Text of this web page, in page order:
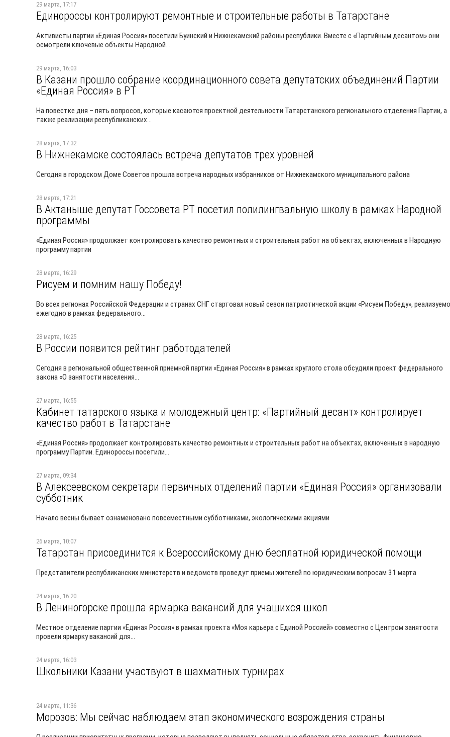
29 марта, 17:17
Единороссы контролируют ремонтные и строительные работы в Татарстане
Активисты партии «Единая Россия» посетили Буинский и Нижнекамский районы республики. Вместе с «Партийным десантом» они
осмотрели ключевые объекты Народной...
29 марта, 16:03
В Казани прошло собрание координационного совета депутатских объединений Партии
«Единая Россия» в РТ
На повестке дня – пять вопросов, которые касаются проектной деятельности Татарстанского регионального отделения Партии, а
также реализации республиканских...
28 марта, 17:32
В Нижнекамске состоялась встреча депутатов трех уровней
Сегодня в городском Доме Советов прошла встреча народных избранников от Нижнекамского муниципального района
28 марта, 17:21
В Актаныше депутат Госсовета РТ посетил полилингвальную школу в рамках Народной
программы
«Единая Россия» продолжает контролировать качество ремонтных и строительных работ на объектах, включенных в Народную
программу партии
28 марта, 16:29
Рисуем и помним нашу Победу!
Во всех регионах Российской Федерации и странах СНГ стартовал новый сезон патриотической акции «Рисуем Победу»,
ежегодно в рамках федерального...
28 марта, 16:25
В России появится рейтинг работодателей
Сегодня в региональной общественной приемной партии «Единая Россия» в рамках круглого стола обсудили проект федерального
закона «О занятости населения...
27 марта, 16:55
Кабинет татарского языка и молодежный центр: «Партийный десант» контролирует
качество работ в Татарстане
«Единая Россия» продолжает контролировать качество ремонтных и строительных работ на объектах, включенных в народную
программу Партии. Единороссы посетили...
27 марта, 09:34
В Алексеевском секретари первичных отделений партии «Единая Россия» организовали
субботник
Начало весны бывает ознаменовано повсеместными субботниками, экологическими акциями
26 марта, 10:07
Татарстан присоединится к Всероссийскому дню бесплатной юридической помощи
Представители республиканских министерств и ведомств проведут приемы жителей по юридическим вопросам 31 марта
24 марта, 16:20
В Лениногорске прошла ярмарка вакансий для учащихся школ
Местное отделение партии «Единая Россия» в рамках проекта «Моя карьера с Единой Россией» совместно с Центром занятости
провели ярмарку вакансий для...
24 марта, 16:03
Школьники Казани участвуют в шахматных турнирах
24 марта, 11:36
Морозов: Мы сейчас наблюдаем этап экономического возрождения страны